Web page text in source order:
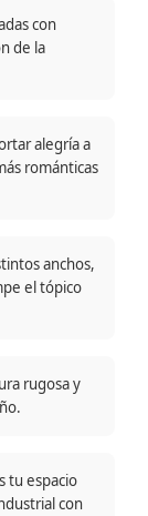
con
de la
alegría a
románticas
anchos,
el tópico
rugosa y
tu espacio
con